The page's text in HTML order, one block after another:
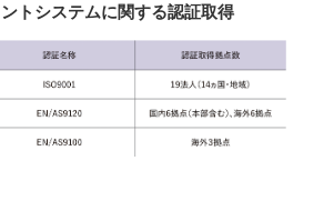
トシステムに関する認証取得